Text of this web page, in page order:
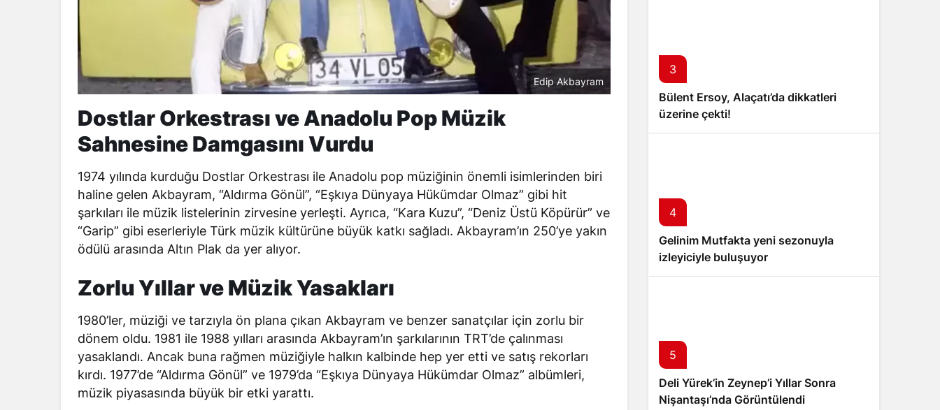
Edip Akbayram
Dostlar Orkestrası ve Anadolu Pop Müzik
Sahnesine Damgasını Vurdu
1974 yılında kurduğu Dostlar Orkestrası ile Anadolu pop müziğinin önemli isimlerinden biri
haline gelen Akbayram, “Aldırma Gönül”, “Eşkıya Dünyaya Hükümdar Olmaz” gibi hit
şarkıları ile müzik listelerinin zirvesine yerleşti. Ayrıca, “Kara Kuzu”, “Deniz Üstü Köpürür” ve
“Garip” gibi eserleriyle Türk müzik kültürüne büyük katkı sağladı. Akbayram’ın 250’ye yakın
ödülü arasında Altın Plak da yer alıyor.
Zorlu Yıllar ve Müzik Yasakları
1980’ler, müziği ve tarzıyla ön plana çıkan Akbayram ve benzer sanatçılar için zorlu bir
dönem oldu. 1981 ile 1988 yılları arasında Akbayram’ın şarkılarının TRT’de çalınması
yasaklandı. Ancak buna rağmen müziğiyle halkın kalbinde hep yer etti ve satış rekorları
kırdı. 1977’de “Aldırma Gönül” ve 1979’da “Eşkıya Dünyaya Hükümdar Olmaz” albümleri,
müzik piyasasında büyük bir etki yarattı.
3
Bülent Ersoy, Alaçatı’da dikkatleri
üzerine çekti!
4
Gelinim Mutfakta yeni sezonuyla
izleyiciyle buluşuyor
5
Deli Yürek’in Zeynep’i Yıllar Sonra
Nişantaşı’nda Görüntülendi